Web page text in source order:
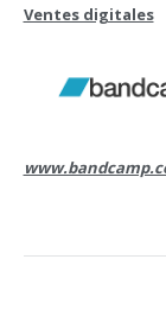
Ventes digitales